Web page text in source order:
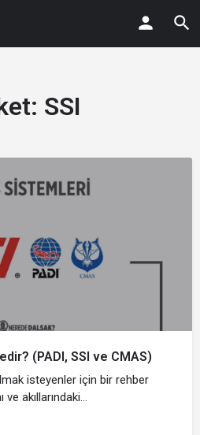
SSI
(PADI, SSI ve CMAS)
isteyenler için bir rehber
ve akıllarındaki…